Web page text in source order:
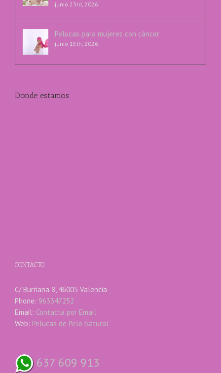
junio 23rd, 2026
Pelucas para mujeres con cáncer
junio 15th, 2026
Donde estamos
CONTACTO
C/ Burriana 8, 46005 Valencia
Phone: 963347252
Email: Contacta por Email
Web: Pelucas de Pelo Natural
637 609 913